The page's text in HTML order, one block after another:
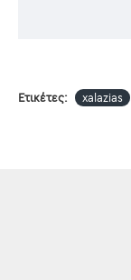
Ετικέτες: xalazias